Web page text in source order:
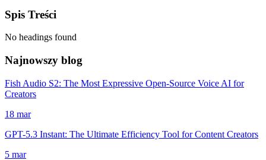
Spis Treści
No headings found
Najnowszy blog
Fish Audio S2: The Most Expressive Open-Source Voice AI for
Creators
18 mar
GPT-5.3 Instant: The Ultimate Efficiency Tool for Content Creators
5 mar